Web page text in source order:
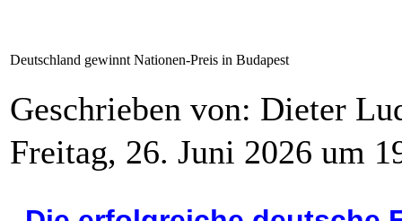
Deutschland gewinnt Nationen-Preis in Budapest
Geschrieben von: Dieter
Freitag, 26. Juni 2026 um